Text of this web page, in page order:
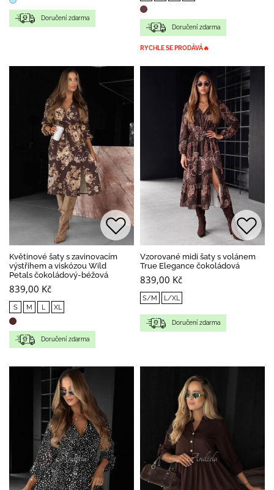
Doručení zdarma
Doručení zdarma
RYCHLE SE PRODÁVÁ🔥
Květinové šaty s zavinovacím
výstřihem a viskózou Wild
Petals čokoládový-béžová
839,00 Kč
S M L XL
Doručení zdarma
Vzorované midi šaty s volánem
True Elegance čokoládová
839,00 Kč
S/M L/XL
Doručení zdarma